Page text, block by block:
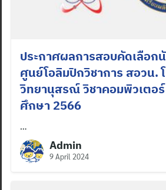
ประกาศผลการสอบคัดเลือก
ศูนย์โอลิมปิกวิชาการ สอวน.
วิทยานุสรณ์ วิชาคอมพิวเตอร์
ศึกษา 2566
…
Admin
9 April 2024